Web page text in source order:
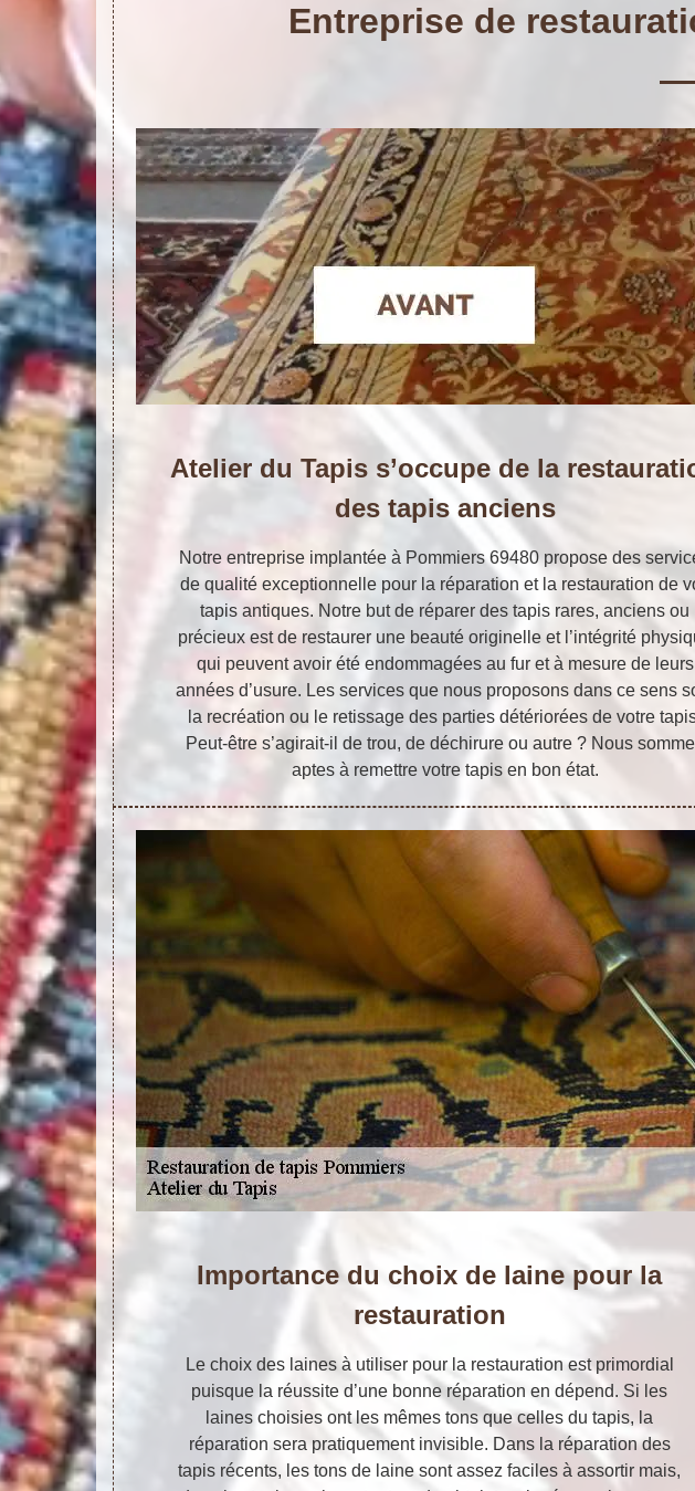
Entreprise de
Atelier du Tapis s’occupe de la
des tapis anciens
Notre entreprise implantée à Pommiers 69480 propose des
de qualité exceptionnelle pour la réparation et la restauration de
tapis antiques. Notre but de réparer des tapis rares, anciens ou
précieux est de restaurer une beauté originelle et l’intégrité
qui peuvent avoir été endommagées au fur et à mesure de leurs
années d’usure. Les services que nous proposons dans ce sens
la recréation ou le retissage des parties détériorées de votre
Peut-être s’agirait-il de trou, de déchirure ou autre ? Nous
aptes à remettre votre tapis en bon état.
Importance du choix de laine pour la
restauration
Le choix des laines à utiliser pour la restauration est primordial
puisque la réussite d’une bonne réparation en dépend. Si les
laines choisies ont les mêmes tons que celles du tapis, la
réparation sera pratiquement invisible. Dans la réparation des
tapis récents, les tons de laine sont assez faciles à assortir mais,